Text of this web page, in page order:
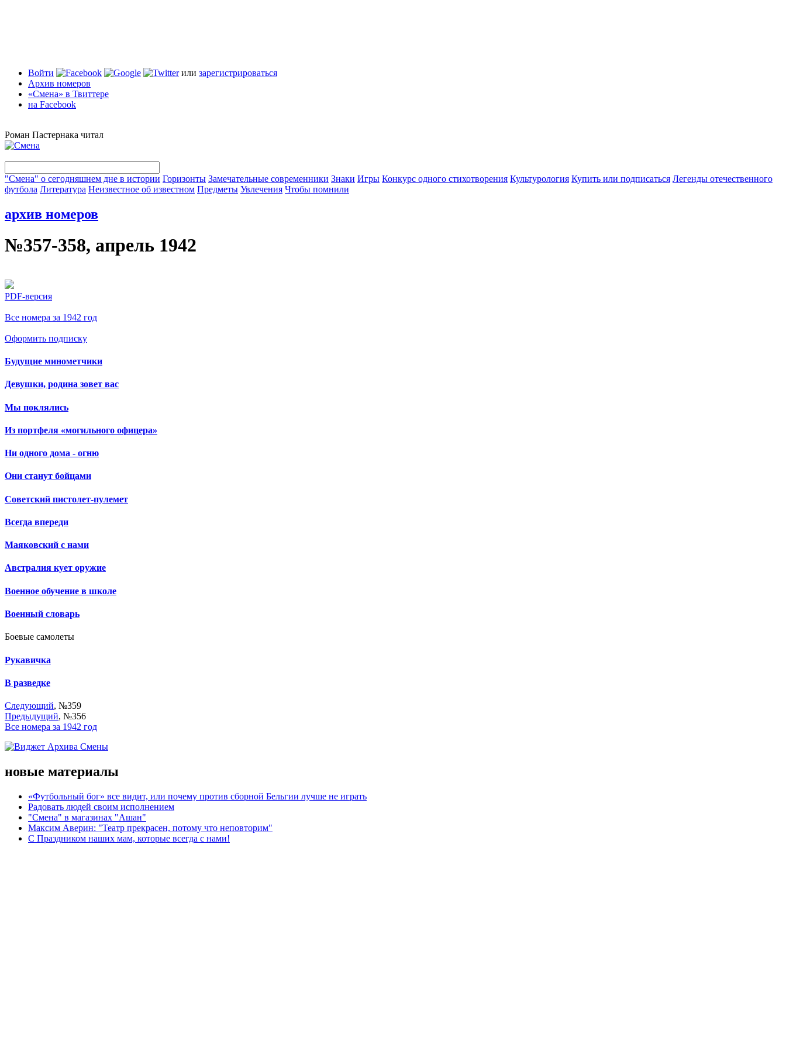
Войти или зарегистрироваться
Архив номеров
«Смена» в Твиттере
на Facebook
Роман Пастернака читал
"Смена" о сегодняшнем дне в истории Горизонты Замечательные современники Знаки Игры Конкурс одного стихотворения Культурология Купить или подписаться Легенды отечественного
футбола Литература Неизвестное об известном Предметы Увлечения Чтобы помнили
архив номеров
№357-358, апрель 1942
PDF-версия
Все номера за 1942 год
Оформить подписку
Будущие минометчики
Девушки, родина зовет вас
Мы поклялись
Из портфеля «могильного офицера»
Ни одного дома - огню
Они станут бойцами
Советский пистолет-пулемет
Всегда впереди
Маяковский с нами
Австралия кует оружие
Военное обучение в школе
Военный словарь
Боевые самолеты
Рукавичка
В разведке
Следующий, №359
Предыдущий, №356
Все номера за 1942 год
новые материалы
«Футбольный бог» все видит, или почему против сборной Бельгии лучше не играть
Радовать людей своим исполнением
"Смена" в магазинах "Ашан"
Максим Аверин: "Театр прекрасен, потому что неповторим"
С Праздником наших мам, которые всегда с нами!